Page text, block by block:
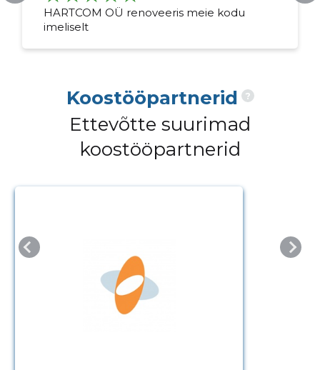
HARTCOM OÜ renoveeris meie kodu
imeliselt
Koostööpartnerid ?
Ettevõtte suurimad
koostööpartnerid